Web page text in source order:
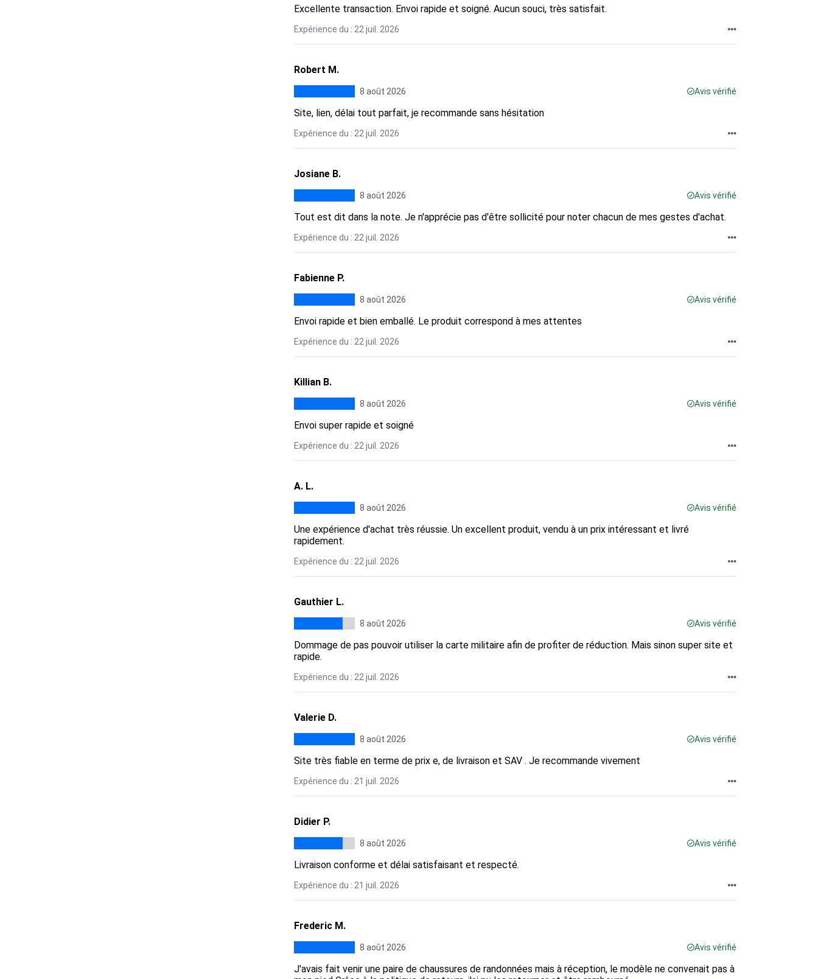
Excellente transaction. Envoi rapide et soigné. Aucun souci, très satisfait.
Expérience du : 22 juil. 2026
Robert M.
8 août 2026 Avis vérifié
Site, lien, délai tout parfait, je recommande sans hésitation
Expérience du : 22 juil. 2026
Josiane B.
8 août 2026 Avis vérifié
Tout est dit dans la note. Je n'apprécie pas d'être sollicité pour noter chacun de mes gestes d'achat.
Expérience du : 22 juil. 2026
Fabienne P.
8 août 2026 Avis vérifié
Envoi rapide et bien emballé. Le produit correspond à mes attentes
Expérience du : 22 juil. 2026
Killian B.
8 août 2026 Avis vérifié
Envoi super rapide et soigné
Expérience du : 22 juil. 2026
A. L.
8 août 2026 Avis vérifié
Une expérience d'achat très réussie. Un excellent produit, vendu à un prix intéressant et livré
rapidement.
Expérience du : 22 juil. 2026
Gauthier L.
8 août 2026 Avis vérifié
Dommage de pas pouvoir utiliser la carte militaire afin de profiter de réduction. Mais sinon super site et
rapide.
Expérience du : 22 juil. 2026
Valerie D.
8 août 2026 Avis vérifié
Site très fiable en terme de prix e, de livraison et SAV . Je recommande vivement
Expérience du : 21 juil. 2026
Didier P.
8 août 2026 Avis vérifié
Livraison conforme et délai satisfaisant et respecté.
Expérience du : 21 juil. 2026
Frederic M.
8 août 2026 Avis vérifié
J'avais fait venir une paire de chaussures de randonnées mais à réception, le modèle ne convenait pas à